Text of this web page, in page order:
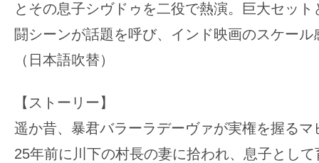
とその息子シヴドゥを二役で熱演。巨大セッ
闘シーンが話題を呼び、インド映画のスケー
（日本語吹替）
【ストーリー】
遥か昔、暴君バラーラデーヴァが実権を握るマ
25年前に川下の村長の妻に拾われ、息子とし